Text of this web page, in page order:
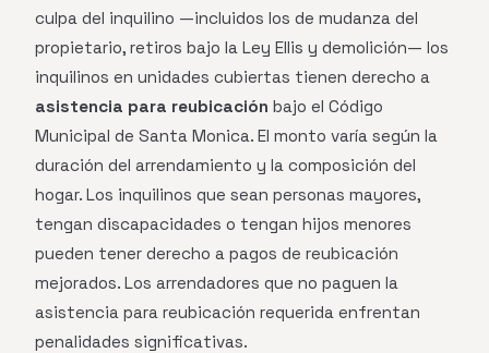
culpa del inquilino —incluidos los de mudanza del
propietario, retiros bajo la Ley Ellis y demolición— los
inquilinos en unidades cubiertas tienen derecho a
asistencia para reubicación bajo el Código
Municipal de Santa Monica. El monto varía según la
duración del arrendamiento y la composición del
hogar. Los inquilinos que sean personas mayores,
tengan discapacidades o tengan hijos menores
pueden tener derecho a pagos de reubicación
mejorados. Los arrendadores que no paguen la
asistencia para reubicación requerida enfrentan
penalidades significativas.